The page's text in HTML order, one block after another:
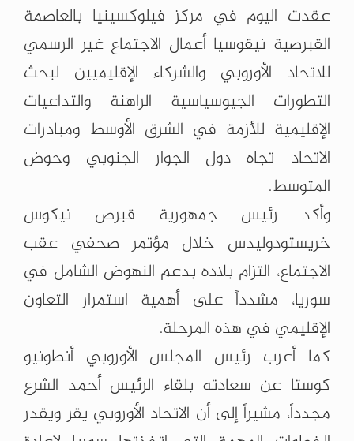
عقدت اليوم في مركز فيلوكسينيا بالعاصمة
القبرصية نيقوسيا أعمال الاجتماع غير الرسمي
للاتحاد الأوروبي والشركاء الإقليميين لبحث
التطورات الجيوسياسية الراهنة والتداعيات
الإقليمية للأزمة في الشرق الأوسط ومبادرات
الاتحاد تجاه دول الجوار الجنوبي وحوض
المتوسط.
وأكد رئيس جمهورية قبرص نيكوس
خريستودوليدس خلال مؤتمر صحفي عقب
الاجتماع، التزام بلاده بدعم النهوض الشامل في
سوريا، مشدداً على أهمية استمرار التعاون
الإقليمي في هذه المرحلة.
كما أعرب رئيس المجلس الأوروبي أنطونيو
كوستا عن سعادته بلقاء الرئيس أحمد الشرع
مجدداً، مشيراً إلى أن الاتحاد الأوروبي يقر ويقدر